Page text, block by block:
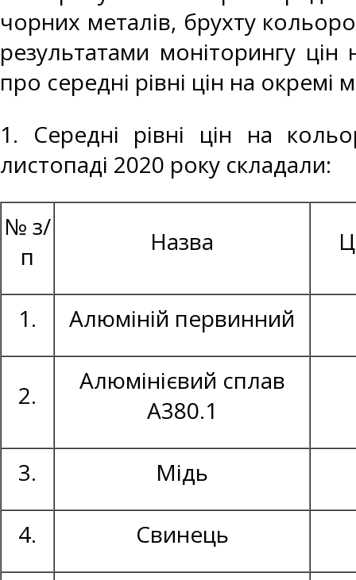
чорних металів, брухту
результатами моніторингу
про середні рівні цін на окремі
1. Середні рівні цін на
листопаді 2020 року складали:
№ з/
п
Назва
1. Алюміній первинний
2.
Алюмінієвий сплав
А380.1
3. Мідь
4. Свинець